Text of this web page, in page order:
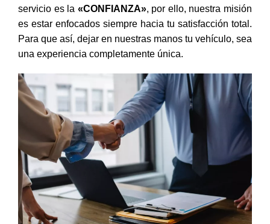
servicio es la «CONFIANZA», por ello, nuestra misión
es estar enfocados siempre hacia tu satisfacción total.
Para que así, dejar en nuestras manos tu vehículo, sea
una experiencia completamente única.